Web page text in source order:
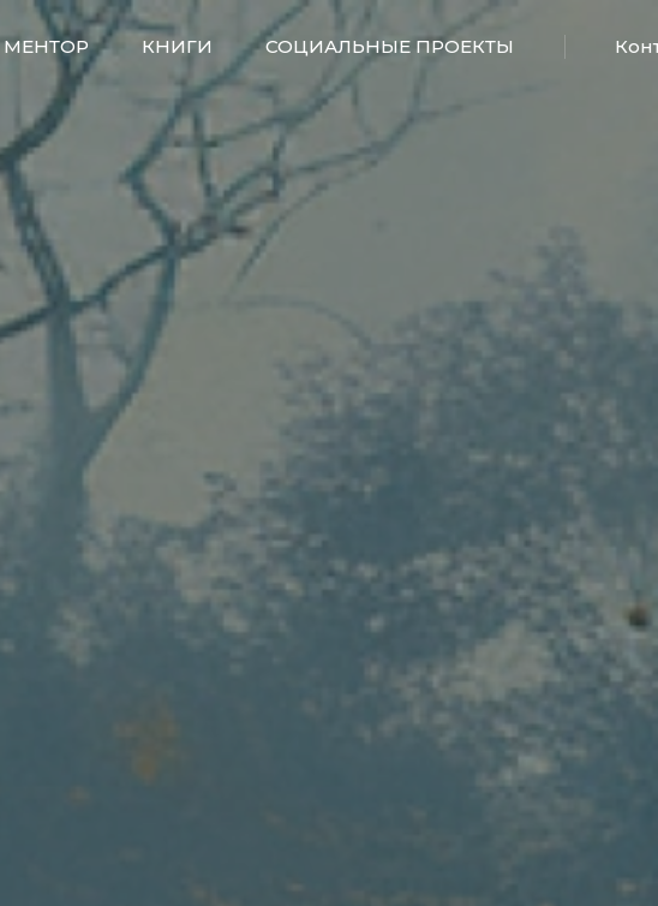
МЕНТОР КНИГИ СОЦИАЛЬНЫЕ ПРОЕКТЫ